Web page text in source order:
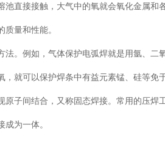
池直接接触，大气中的氧就会氧化金属
量和性能。
例如，气体保护电弧焊就是用氩、二
就可以保护焊条中有益元素锰、硅等免
间结合，又称固态焊接。常用的压焊
为一体。